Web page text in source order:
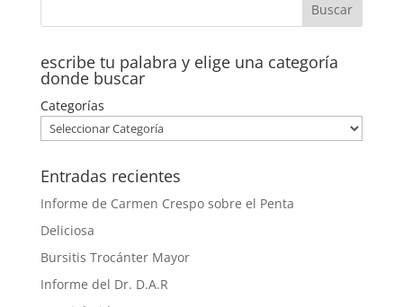
escribe tu palabra y elige una categoría
donde buscar
Categorías
Entradas recientes
Informe de Carmen Crespo sobre el Penta
Deliciosa
Bursitis Trocánter Mayor
Informe del Dr. D.A.R